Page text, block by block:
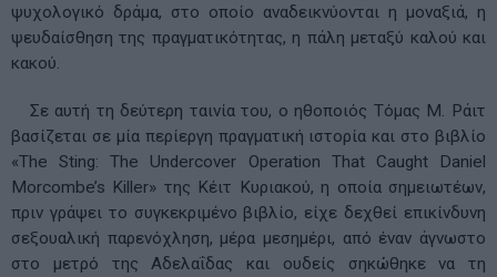
ψυχολογικό δράμα, στο οποίο αναδεικνύονται η μοναξιά, η
ψευδαίσθηση της πραγματικότητας, η πάλη μεταξύ καλού και
κακού.
Σε αυτή τη δεύτερη ταινία του, ο ηθοποιός Τόμας Μ. Ράιτ
βασίζεται σε μία περίεργη πραγματική ιστορία και στο βιβλίο
«The Sting: The Undercover Operation That Caught Daniel
Morcombe’s Killer» της Κέιτ Κυριακού, η οποία σημειωτέων,
πριν γράψει το συγκεκριμένο βιβλίο, είχε δεχθεί επικίνδυνη
σεξουαλική παρενόχληση, μέρα μεσημέρι, από έναν άγνωστο
στο μετρό της Αδελαΐδας και ουδείς σηκώθηκε να τη